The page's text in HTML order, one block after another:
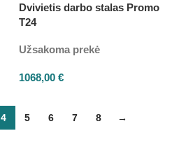
Dvivietis darbo stalas Promo
T24
Užsakoma prekė
1068,00 €
4 5 6 7 8 →